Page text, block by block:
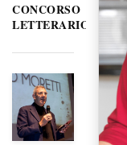
CONCORSO
LETTERARIO